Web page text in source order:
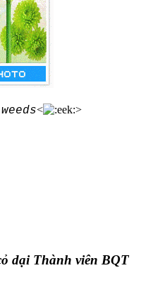
< >
dại Thành viên BQT